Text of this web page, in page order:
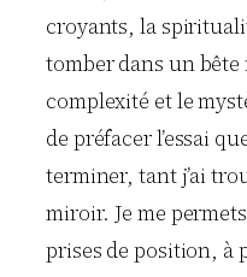
croyants, la
tomber dans un
complexité et le
de préfacer l’essai
terminer, tant j’ai
miroir. Je me
prises de position, à